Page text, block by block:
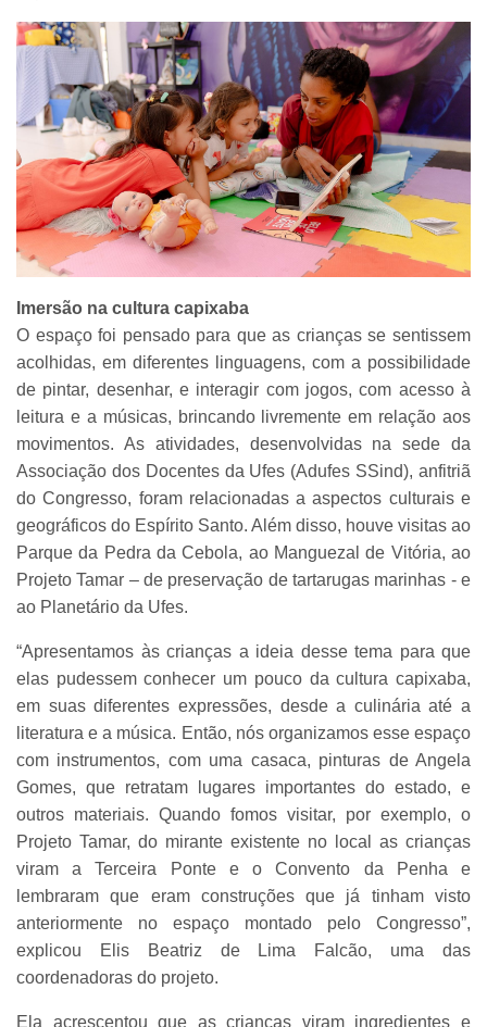
Imersão na cultura capixaba
O espaço foi pensado para que as crianças se sentissem
acolhidas, em diferentes linguagens, com a possibilidade
de pintar, desenhar, e interagir com jogos, com acesso à
leitura e a músicas, brincando livremente em relação aos
movimentos. As atividades, desenvolvidas na sede da
Associação dos Docentes da Ufes (Adufes SSind), anfitriã
do Congresso, foram relacionadas a aspectos culturais e
geográficos do Espírito Santo. Além disso, houve visitas ao
Parque da Pedra da Cebola, ao Manguezal de Vitória, ao
Projeto Tamar – de preservação de tartarugas marinhas - e
ao Planetário da Ufes.
“Apresentamos às crianças a ideia desse tema para que
elas pudessem conhecer um pouco da cultura capixaba,
em suas diferentes expressões, desde a culinária até a
literatura e a música. Então, nós organizamos esse espaço
com instrumentos, com uma casaca, pinturas de Angela
Gomes, que retratam lugares importantes do estado, e
outros materiais. Quando fomos visitar, por exemplo, o
Projeto Tamar, do mirante existente no local as crianças
viram a Terceira Ponte e o Convento da Penha e
lembraram que eram construções que já tinham visto
anteriormente no espaço montado pelo Congresso”,
explicou Elis Beatriz de Lima Falcão, uma das
coordenadoras do projeto.
Ela acrescentou que as crianças viram ingredientes e